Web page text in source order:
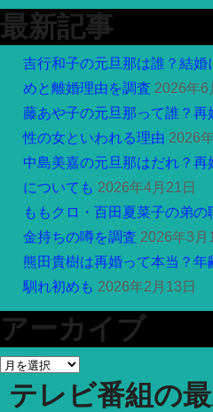
最新記事
吉行和子の元旦那は誰？結
めと離婚理由を調査 2026年6
藤あや子の元旦那って誰？
性の女といわれる理由 2026
中島美嘉の元旦那はだれ？
についても 2026年4月21日
ももクロ・百田夏菜子の弟
金持ちの噂を調査 2026年3月
熊田貴樹は再婚って本当？
馴れ初めも 2026年2月13日
アーカイブ
ア
ーテレビ番組の